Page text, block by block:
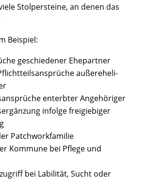
Stol­per­stei­ne, an denen das
Beispiel:
geschie­de­ner Ehepartner
außer­ehe­li­
ent­erb­ter Angehöriger
infol­ge frei­gie­bi­ger
Patchworkfamilie
Kom­mu­ne bei Pfle­ge und
bei Labi­li­tät, Sucht oder